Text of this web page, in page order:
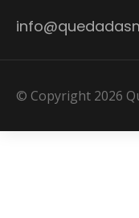
© Copyright 2026